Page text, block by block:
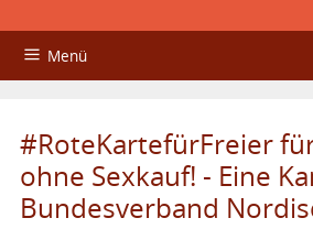
Menü
Über das Aktionsbündnis
Fachtagungen
#RoteKartefürFreier
ohne Sexkauf! - Eine
Bundesverband